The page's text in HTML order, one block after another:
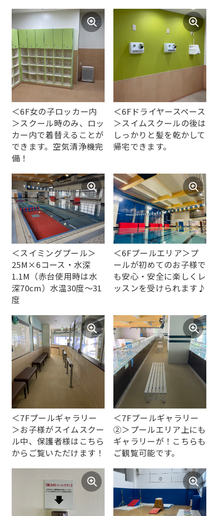
＜6F女の子ロッカー内
＞スクール時のみ、ロッ
カー内で着替えることが
できます。空気清浄機完
備！
＜6Fドライヤースペース
＞スイムスクールの後は
しっかりと髪を乾かして
帰宅できます。
＜スイミングプール＞
25M×6コース・水深
1.1M（赤台使用時は水
深70cm）水温30度～31
度
＜6Fプールエリア＞プ
ールが初めてのお子様で
も安心・安全に楽しくレ
ッスンを受けられます♪
＜7Fプールギャラリー
＞お子様がスイムスクー
ル中、保護者様はこちら
からご覧いただけます！
＜7Fプールギャラリー
②＞プールエリア上にも
ギャラリーが！こちらも
ご観覧可能です。
For
foreigners
Sports
official
website
is
automatically
into
English.
Click
the
link
below
(start
automatic
to
return
to
the
top
page.
However,
if
you
use
an
automatic
translation